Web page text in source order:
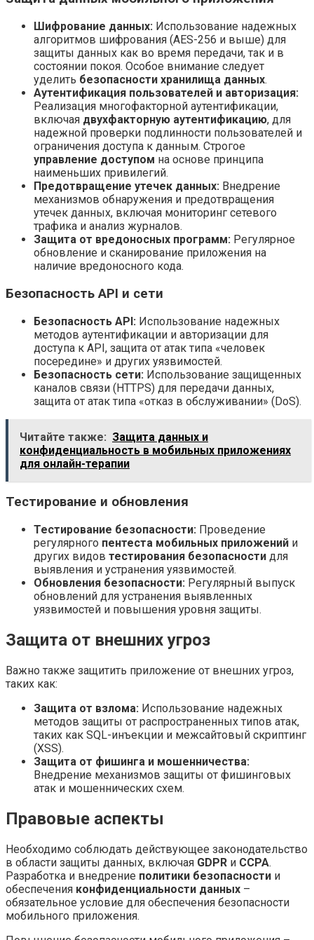
Шифрование данных: Использование надежных
алгоритмов шифрования (AES-256 и выше) для
защиты данных как во время передачи, так и в
состоянии покоя. Особое внимание следует
уделить безопасности хранилища данных.
Аутентификация пользователей и авторизация:
Реализация многофакторной аутентификации,
включая двухфакторную аутентификацию, для
надежной проверки подлинности пользователей и
ограничения доступа к данным. Строгое
управление доступом на основе принципа
наименьших привилегий.
Предотвращение утечек данных: Внедрение
механизмов обнаружения и предотвращения
утечек данных, включая мониторинг сетевого
трафика и анализ журналов.
Защита от вредоносных программ: Регулярное
обновление и сканирование приложения на
наличие вредоносного кода.
Безопасность API и сети
Безопасность API: Использование надежных
методов аутентификации и авторизации для
доступа к API, защита от атак типа «человек
посередине» и других уязвимостей.
Безопасность сети: Использование защищенных
каналов связи (HTTPS) для передачи данных,
защита от атак типа «отказ в обслуживании» (DoS).
Читайте также: Защита данных и
конфиденциальность в мобильных приложениях
для онлайн-терапии
Тестирование и обновления
Тестирование безопасности: Проведение
регулярного пентеста мобильных приложений и
других видов тестирования безопасности для
выявления и устранения уязвимостей.
Обновления безопасности: Регулярный выпуск
обновлений для устранения выявленных
уязвимостей и повышения уровня защиты.
Защита от внешних угроз
Важно также защитить приложение от внешних угроз,
таких как:
Защита от взлома: Использование надежных
методов защиты от распространенных типов атак,
таких как SQL-инъекции и межсайтовый скриптинг
(XSS).
Защита от фишинга и мошенничества:
Внедрение механизмов защиты от фишинговых
атак и мошеннических схем.
Правовые аспекты
Необходимо соблюдать действующее законодательство
в области защиты данных, включая GDPR и CCPA.
Разработка и внедрение политики безопасности и
обеспечения конфиденциальности данных –
обязательное условие для обеспечения безопасности
мобильного приложения.